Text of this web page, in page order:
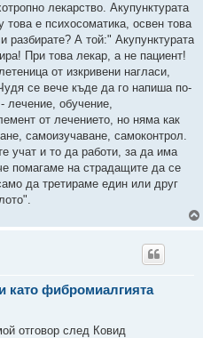
лекарство. Акупунктурата
е психосоматика, освен това
разбирате? А той:" Акупунктурата
При това лекар, а не пациент!
от изкривени нагласи,
се вече къде да го напиша по-
обучение,
от лечението, но няма как
самоизучаване, самоконтрол.
учат и то да работи, за да има
помагаме на страдащите да се
да третираме един или друг
като фибромиалгията
отговор след Ковид